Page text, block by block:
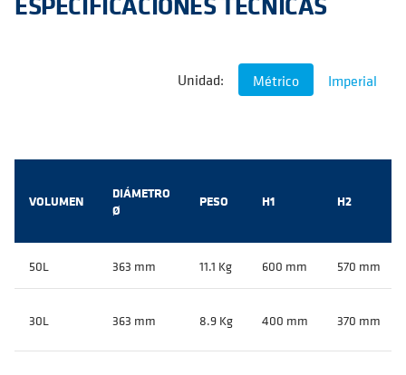
Unidad: Métrico Imperial
VOLUMEN
DIÁMETRO
Ø
PESO H1 H2
50L 363 mm 11.1 Kg 600 mm 570 mm
30L 363 mm 8.9 Kg 400 mm 370 mm